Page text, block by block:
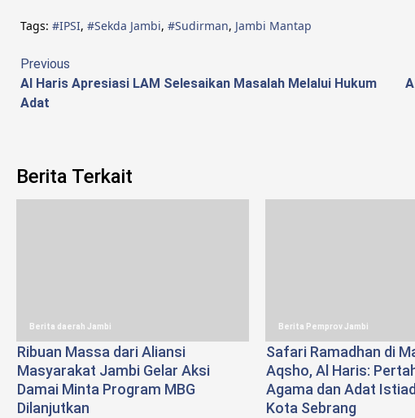
Tags: #IPSI, #Sekda Jambi, #Sudirman, Jambi Mantap
Continue
Reading
Previous
Al Haris Apresiasi LAM Selesaikan Masalah Melalui Hukum
Adat
Berita Terkait
Berita daerah Jambi
Ribuan Massa dari Aliansi
Masyarakat Jambi Gelar Aksi
Damai Minta Program MBG
Dilanjutkan
Berita Pemprov Jambi
Safari Ramadhan di
Aqsho, Al Haris:
Agama dan Adat
Kota Sebrang